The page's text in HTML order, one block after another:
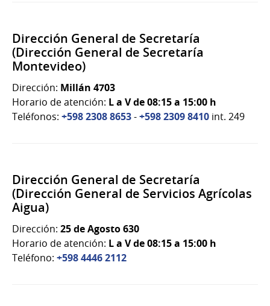
Dirección General de Secretaría
(Dirección General de Secretaría
Montevideo)
Dirección: Millán 4703
Horario de atención: L a V de 08:15 a 15:00 h
Teléfonos: +598 2308 8653-+598 2309 8410 int. 249
Dirección General de Secretaría
(Dirección General de Servicios Agrícolas
Aigua)
Dirección: 25 de Agosto 630
Horario de atención: L a V de 08:15 a 15:00 h
Teléfono: +598 4446 2112